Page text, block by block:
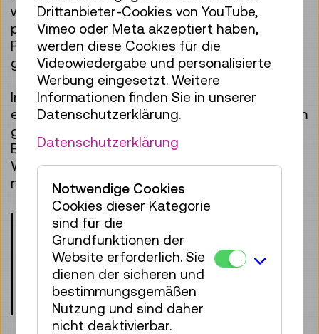
wir uns in dieser Führung. Danach wird’s
praktisch: Wir stellen unser eigenes kleines
Produkt her, das im Anschluss mit nach Hause
genommen werden darf.
In dieser kurzweiligen Stunde gibt es für alle
etwas zum Staunen, zum Schmunzeln und zum
gemeinsamen Ausprobieren und Erleben. Ein
Erlebnis für die ganze Gruppe, das Lust zum
Wiederkommen macht! Vielleicht schon in den
nächsten Ferien?
Bitte beachten Sie die Altersangaben!
Kinder unter 8 Jahren dürfen nur mit
einer erwachsenen Begleitperson
teilnehmen.
Treffpunkt: Eingangshalle, Ebene 0
Drittanbieter-Cookies von YouTube,
Vimeo oder Meta akzeptiert haben,
werden diese Cookies für die
Videowiedergabe und personalisierte
Werbung eingesetzt. Weitere
Informationen finden Sie in unserer
Datenschutzerklärung.
Datenschutzerklärung
Notwendige Cookies
Cookies dieser Kategorie
sind für die
Grundfunktionen der
Website erforderlich. Sie
dienen der sicheren und
bestimmungsgemäßen
Nutzung und sind daher
nicht deaktivierbar.